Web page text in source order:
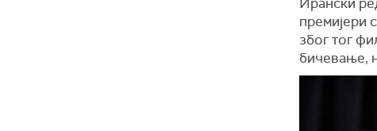
премијери
због тог
бичевање,